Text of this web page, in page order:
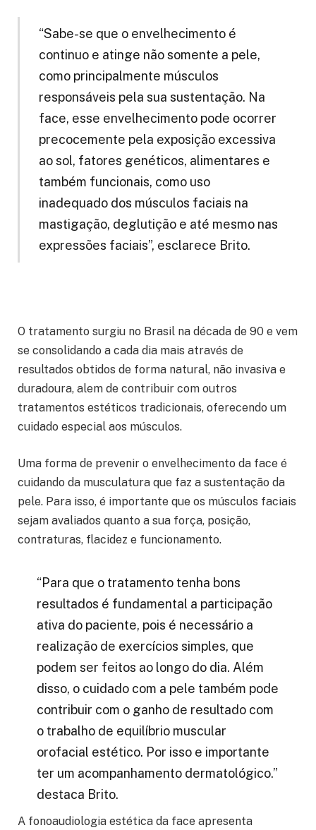
“Sabe-se que o envelhecimento é
continuo e atinge não somente a pele,
como principalmente músculos
responsáveis pela sua sustentação. Na
face, esse envelhecimento pode ocorrer
precocemente pela exposição excessiva
ao sol, fatores genéticos, alimentares e
também funcionais, como uso
inadequado dos músculos faciais na
mastigação, deglutição e até mesmo nas
expressões faciais”, esclarece Brito.
O tratamento surgiu no Brasil na década de 90 e vem
se consolidando a cada dia mais através de
resultados obtidos de forma natural, não invasiva e
duradoura, alem de contribuir com outros
tratamentos estéticos tradicionais, oferecendo um
cuidado especial aos músculos.
Uma forma de prevenir o envelhecimento da face é
cuidando da musculatura que faz a sustentação da
pele. Para isso, é importante que os músculos faciais
sejam avaliados quanto a sua força, posição,
contraturas, flacidez e funcionamento.
“Para que o tratamento tenha bons
resultados é fundamental a participação
ativa do paciente, pois é necessário a
realização de exercícios simples, que
podem ser feitos ao longo do dia. Além
disso, o cuidado com a pele também pode
contribuir com o ganho de resultado com
o trabalho de equilíbrio muscular
orofacial estético. Por isso e importante
ter um acompanhamento dermatológico.”
destaca Brito.
A fonoaudiologia estética da face apresenta